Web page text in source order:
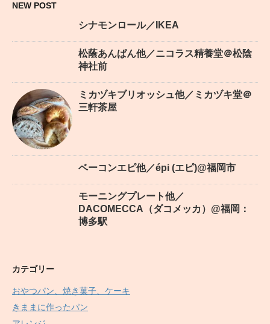
NEW POST
シナモンロール／IKEA
松蔭あんぱん他／ニコラス精養堂＠松陰
神社前
ミカヅキブリオッシュ他／ミカヅキ堂＠
三軒茶屋
ベーコンエピ他／épi (エピ)@福岡市
モーニングプレート他／
DACOMECCA（ダコメッカ）@福岡：
博多駅
カテゴリー
おやつパン、焼き菓子、ケーキ
きままに作ったパン